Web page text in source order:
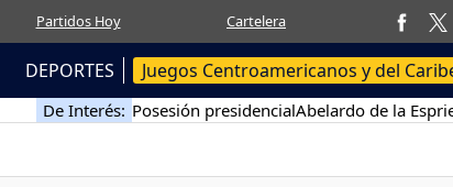
Partidos Hoy Cartelera
DEPORTES Juegos Centroamericanos y del
De Interés: Posesión presidencialAbelardo de la